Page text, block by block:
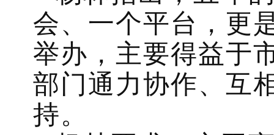
会、一个平台，更
举办，主要得益于
部门通力协作、互
持。